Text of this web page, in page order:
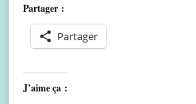
Partager :
Partager
J’aime ça :